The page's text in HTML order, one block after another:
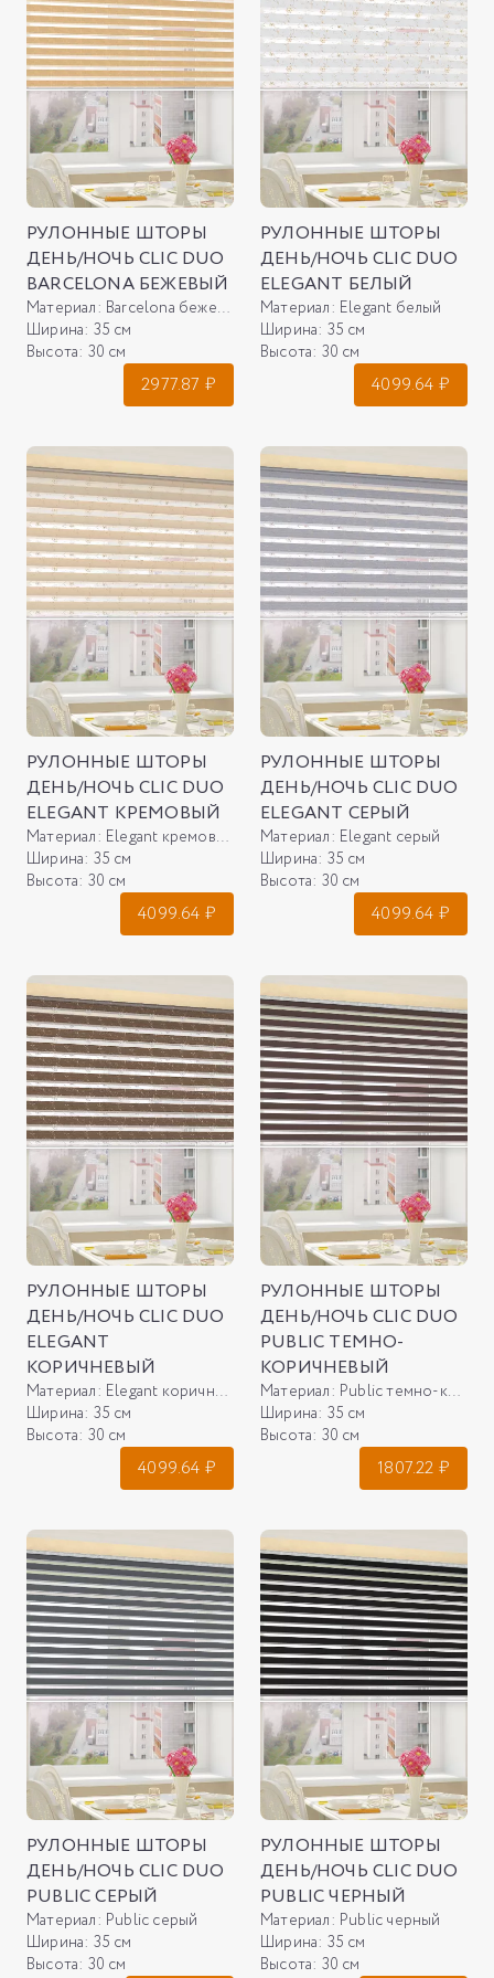
РУЛОННЫЕ ШТОРЫ
ДЕНЬ/НОЧЬ CLIC DUO
BARCELONA БЕЖЕВЫЙ
Материал: Barcelona бежевый
Ширина: 35 см
Высота: 30 см
2977.87 ₽
РУЛОННЫЕ ШТОРЫ
ДЕНЬ/НОЧЬ CLIC DUO
ELEGANT БЕЛЫЙ
Материал: Elegant белый
Ширина: 35 см
Высота: 30 см
4099.64 ₽
РУЛОННЫЕ ШТОРЫ
ДЕНЬ/НОЧЬ CLIC DUO
ELEGANT КРЕМОВЫЙ
Материал: Elegant кремовый
Ширина: 35 см
Высота: 30 см
4099.64 ₽
РУЛОННЫЕ ШТОРЫ
ДЕНЬ/НОЧЬ CLIC DUO
ELEGANT СЕРЫЙ
Материал: Elegant серый
Ширина: 35 см
Высота: 30 см
4099.64 ₽
РУЛОННЫЕ ШТОРЫ
ДЕНЬ/НОЧЬ CLIC DUO
ELEGANT
КОРИЧНЕВЫЙ
Материал: Elegant коричневый
Ширина: 35 см
Высота: 30 см
4099.64 ₽
РУЛОННЫЕ ШТОРЫ
ДЕНЬ/НОЧЬ CLIC DUO
PUBLIC ТЕМНО-
КОРИЧНЕВЫЙ
Материал: Public темно-коричневый
Ширина: 35 см
Высота: 30 см
1807.22 ₽
РУЛОННЫЕ ШТОРЫ
ДЕНЬ/НОЧЬ CLIC DUO
PUBLIC СЕРЫЙ
Материал: Public серый
Ширина: 35 см
Высота: 30 см
РУЛОННЫЕ ШТОРЫ
ДЕНЬ/НОЧЬ CLIC DUO
PUBLIC ЧЕРНЫЙ
Материал: Public черный
Ширина: 35 см
Высота: 30 см